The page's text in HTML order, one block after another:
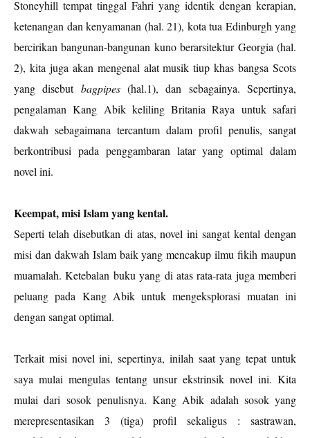
Stoneyhill tempat tinggal Fahri yang identik dengan kerapian,
ketenangan dan kenyamanan (hal. 21), kota tua Edinburgh yang
bercirikan bangunan-bangunan kuno berarsitektur Georgia (hal.
2), kita juga akan mengenal alat musik tiup khas bangsa Scots
yang disebut bagpipes(hal.1), dan sebagainya. Sepertinya,
pengalaman Kang Abik keliling Britania Raya untuk safari
dakwah sebagaimana tercantum dalam profil penulis, sangat
berkontribusi pada penggambaran latar yang optimal dalam
novel ini.
Keempat, misi Islam yang kental.
Seperti telah disebutkan di atas, novel ini sangat kental dengan
misi dan dakwah Islam baik yang mencakup ilmu fikih maupun
muamalah. Ketebalan buku yang di atas rata-rata juga memberi
peluang pada Kang Abik untuk mengeksplorasi muatan ini
dengan sangat optimal.
Terkait misi novel ini, sepertinya, inilah saat yang tepat untuk
saya mulai mengulas tentang unsur ekstrinsik novel ini. Kita
mulai dari sosok penulisnya. Kang Abik adalah sosok yang
merepresentasikan 3 (tiga) profil sekaligus : sastrawan,